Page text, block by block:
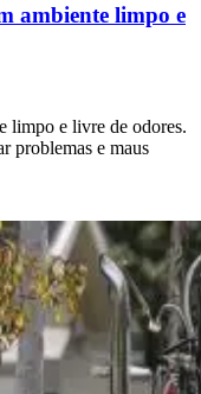
ambiente limpo e
limpo e livre de odores.
problemas e maus